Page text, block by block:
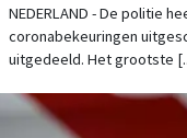
NEDERLAND - De politie
coronabekeuringen
uitgedeeld. Het grootste